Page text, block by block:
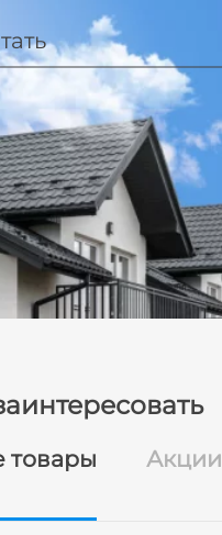
товары Акции